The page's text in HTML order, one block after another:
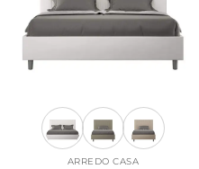
ARREDO CASA